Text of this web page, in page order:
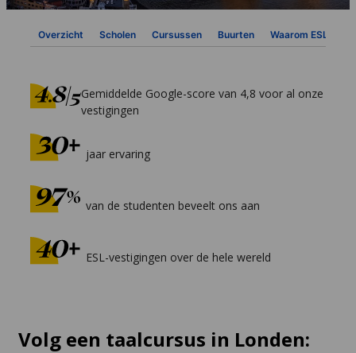
Overzicht Scholen Cursussen Buurten Waarom ESL
Gemiddelde Google-score van 4,8 voor al onze
vestigingen
jaar ervaring
van de studenten beveelt ons aan
ESL-vestigingen over de hele wereld
Volg een taalcursus in Londen: